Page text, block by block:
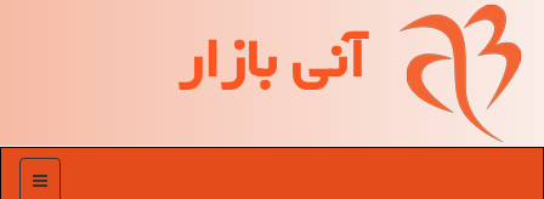
آنی بازار
منو